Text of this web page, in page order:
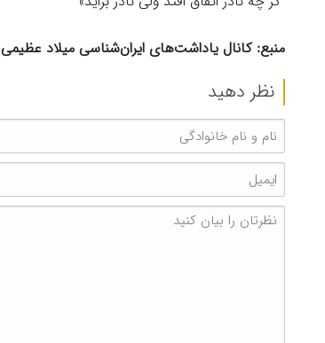
منبع: كانال یاداشت‌های ایران‌شناسی میلاد عظیمی
نظر دهید